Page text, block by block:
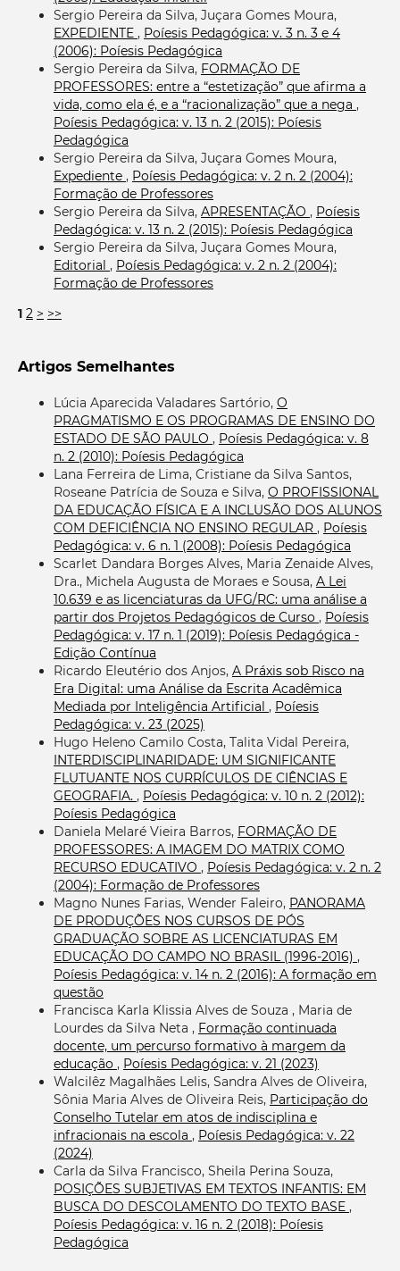
Sergio Pereira da Silva, Juçara Gomes Moura,
EXPEDIENTE , Poíesis Pedagógica: v. 3 n. 3 e 4
(2006): Poíesis Pedagógica
Sergio Pereira da Silva, FORMAÇÃO DE
PROFESSORES: entre a “estetização” que afirma a
vida, como ela é, e a “racionalização” que a nega ,
Poíesis Pedagógica: v. 13 n. 2 (2015): Poíesis
Pedagógica
Sergio Pereira da Silva, Juçara Gomes Moura,
Expediente , Poíesis Pedagógica: v. 2 n. 2 (2004):
Formação de Professores
Sergio Pereira da Silva, APRESENTAÇÃO , Poíesis
Pedagógica: v. 13 n. 2 (2015): Poíesis Pedagógica
Sergio Pereira da Silva, Juçara Gomes Moura,
Editorial , Poíesis Pedagógica: v. 2 n. 2 (2004):
Formação de Professores
1 2 > >>
Artigos Semelhantes
Lúcia Aparecida Valadares Sartório, O
PRAGMATISMO E OS PROGRAMAS DE ENSINO DO
ESTADO DE SÃO PAULO , Poíesis Pedagógica: v. 8
n. 2 (2010): Poíesis Pedagógica
Lana Ferreira de Lima, Cristiane da Silva Santos,
Roseane Patrícia de Souza e Silva, O PROFISSIONAL
DA EDUCAÇÃO FÍSICA E A INCLUSÃO DOS ALUNOS
COM DEFICIÊNCIA NO ENSINO REGULAR , Poíesis
Pedagógica: v. 6 n. 1 (2008): Poíesis Pedagógica
Scarlet Dandara Borges Alves, Maria Zenaide Alves,
Dra., Michela Augusta de Moraes e Sousa, A Lei
10.639 e as licenciaturas da UFG/RC: uma análise a
partir dos Projetos Pedagógicos de Curso , Poíesis
Pedagógica: v. 17 n. 1 (2019): Poíesis Pedagógica -
Edição Contínua
Ricardo Eleutério dos Anjos, A Práxis sob Risco na
Era Digital: uma Análise da Escrita Acadêmica
Mediada por Inteligência Artificial , Poíesis
Pedagógica: v. 23 (2025)
Hugo Heleno Camilo Costa, Talita Vidal Pereira,
INTERDISCIPLINARIDADE: UM SIGNIFICANTE
FLUTUANTE NOS CURRÍCULOS DE CIÊNCIAS E
GEOGRAFIA. , Poíesis Pedagógica: v. 10 n. 2 (2012):
Poíesis Pedagógica
Daniela Melaré Vieira Barros, FORMAÇÃO DE
PROFESSORES: A IMAGEM DO MATRIX COMO
RECURSO EDUCATIVO , Poíesis Pedagógica: v. 2 n. 2
(2004): Formação de Professores
Magno Nunes Farias, Wender Faleiro, PANORAMA
DE PRODUÇÕES NOS CURSOS DE PÓS
GRADUAÇÃO SOBRE AS LICENCIATURAS EM
EDUCAÇÃO DO CAMPO NO BRASIL (1996-2016) ,
Poíesis Pedagógica: v. 14 n. 2 (2016): A formação em
questão
Francisca Karla Klissia Alves de Souza , Maria de
Lourdes da Silva Neta , Formação continuada
docente, um percurso formativo à margem da
educação , Poíesis Pedagógica: v. 21 (2023)
Walcilêz Magalhães Lelis, Sandra Alves de Oliveira,
Sônia Maria Alves de Oliveira Reis, Participação do
Conselho Tutelar em atos de indisciplina e
infracionais na escola , Poíesis Pedagógica: v. 22
(2024)
Carla da Silva Francisco, Sheila Perina Souza,
POSIÇÕES SUBJETIVAS EM TEXTOS INFANTIS: EM
BUSCA DO DESCOLAMENTO DO TEXTO BASE ,
Poíesis Pedagógica: v. 16 n. 2 (2018): Poíesis
Pedagógica